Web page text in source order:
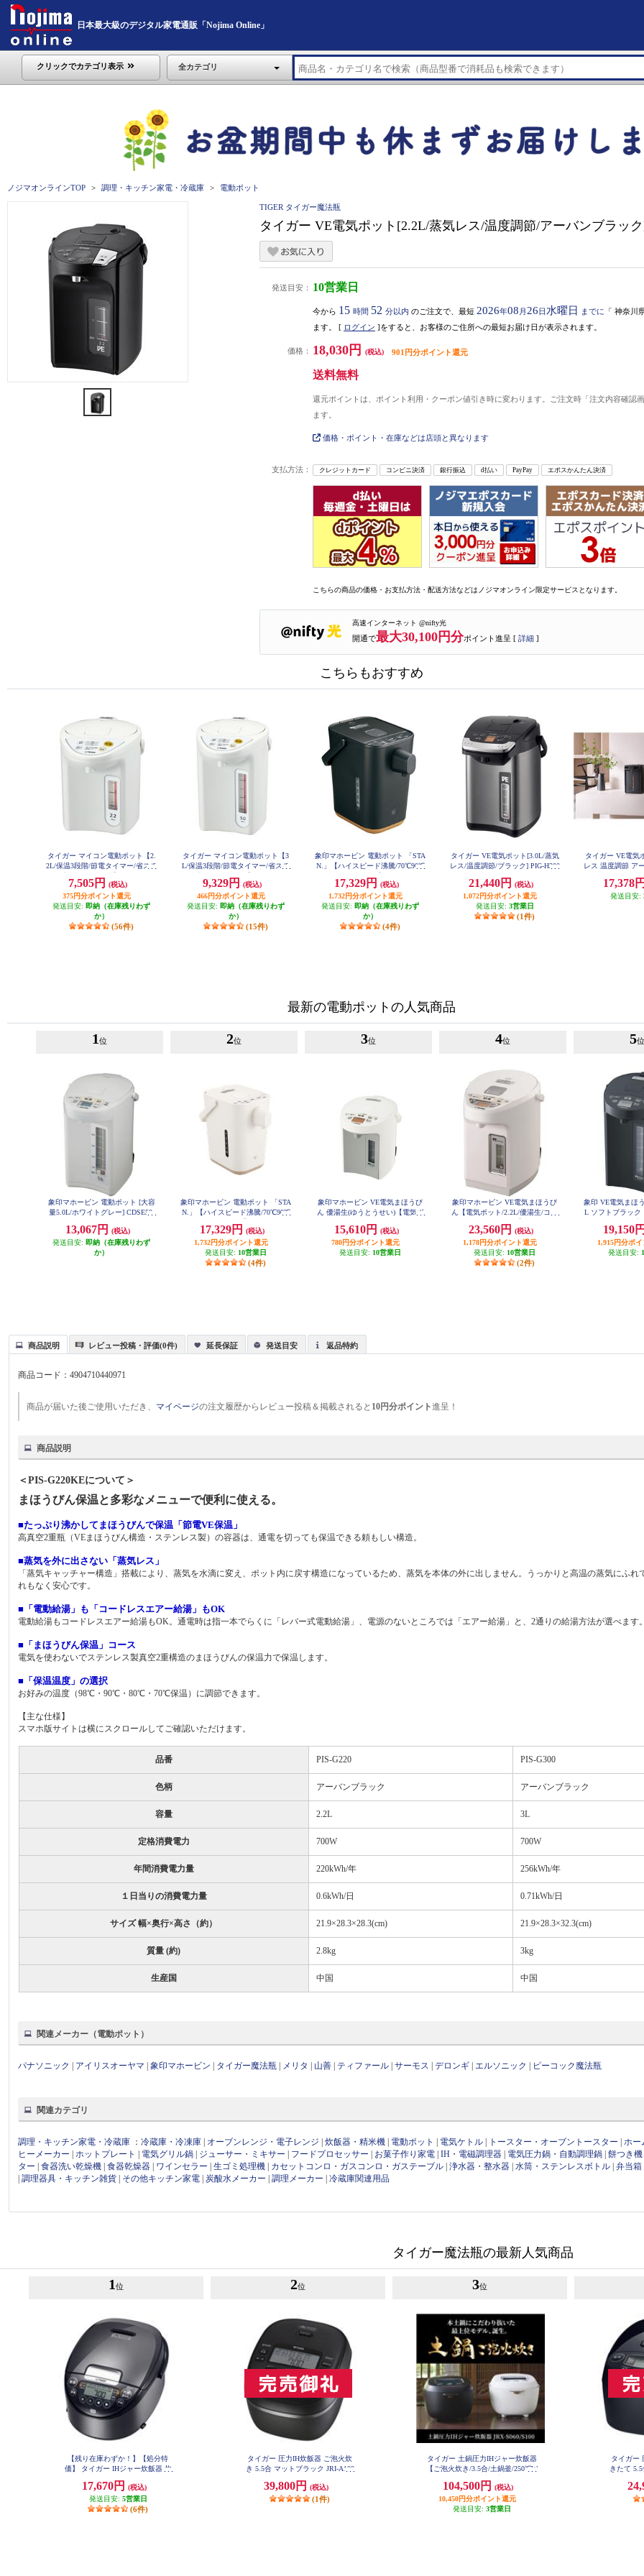
日本最大級のデジタル家電通販「Nojima Online」
クリックでカテゴリ表示 全カテゴリ
ノジマオンラインTOP 調理・キッチン家電・冷蔵庫 電動ポット
TIGER タイガー魔法瓶
タイガー VE電気ポット[2.2L/蒸気レス/温度調節/アーバンブラッ
発送目安： 10営業日
今から 15 時間 52 分以内 のご注文で、最短 2026年08 月 26日 水曜日 までに 「 神奈川
ます。 [ ログイン ]をすると、お客様のご住所への最短お届け日が表示されます。
価格： 18,030円 (税込) 901円分ポイント還元
送料無料
還元ポイントは、ポイント利用・クーポン値引き時に変わります。ご注文時「注文内容確認
ます。
価格・ポイント・在庫などは店頭と異なります
支払方法： クレジットカード コンビニ決済 銀行振込 d払い PayPay エポスかんたん決済
こちらの商品の価格・お支払方法・配送方法などはノジマオンライン限定サービスとなります。
高速インターネット @nifty光
開通で最大30,100円分ポイント進呈 [ 詳細 ]
こちらもおすすめ
タイガー マイコン電動ポット【2.
2L/保温3段階/節電タイマー/省スチ
W
7,505円
(税込)
375円分ポイント還元
発送目安: 即納（在庫残りわず
か）
(56件)
タイガー マイコン電動ポット【3
L/保温3段階/節電タイマー/省スチ
W
9,329円
(税込)
466円分ポイント還元
発送目安: 即納（在庫残りわず
か）
(15件)
象印マホービン 電動ポット 「STA
N.」【ハイスピード沸騰/70℃90℃
A
17,329円
(税込)
1,732円分ポイント還元
発送目安: 即納（在庫残りわず
か）
(4件)
タイガー VE電気ポット[3.0L/蒸気
レス/温度調節/ブラック] PIG-H300
21,440円
(税込)
1,072円分ポイント還元
発送目安: 3営業日
(1件)
タイガー VE電気
レス 温度調節 ア
17,378
発送目安:
最新の電動ポットの人気商品
1 位
象印マホービン 電動ポット [大容
量5.0L/ホワイトグレー] CDSE50-
13,067円
(税込)
発送目安: 即納（在庫残りわず
か）
2位
象印マホービン 電動ポット 「STA
N.」【ハイスピード沸騰/70℃90℃
A
17,329円
(税込)
1,732円分ポイント還元
発送目安: 10営業日
(4件)
3位
象印マホービン VE電気まほうび
ん 優湯生(ゆうとうせい)【電気ポ
騰/コードレス給湯/ホワイト】 CV-
GV22-WA
15,610円
(税込)
780円分ポイント還元
発送目安: 10営業日
4位
象印マホービン VE電気まほうび
ん【電気ポット/2.2L/優湯生/コー
WA
23,560円
(税込)
1,178円分ポイント還元
発送目安: 10営業日
(2件)
5位
象印 VE電気まほ
L ソフトブラック
M
19,150
1,915円分ポ
発送目安:
商品説明 レビュー投稿・評価(0件) 延長保証 発送目安 返品特約
商品コード：4904710440971
商品が届いた後ご使用いただき、 マイページの注文履歴からレビュー投稿＆掲載されると 10円分ポイント進呈！
商品説明
＜PIS-G220KEについて＞
まほうびん保温と多彩なメニューで便利に使える。
■たっぷり沸かしてまほうびんで保温「節電VE保温」
高真空2重瓶（VEまほうびん構造・ステンレス製）の容器は、通電を切っても保温できる頼もしい構造。
■蒸気を外に出さない「蒸気レス」
「蒸気キャッチャー構造」搭載により、蒸気を水滴に変え、ポット内に戻す構造になっているため、蒸気を本体の外に出しません。うっかりと高温の蒸気にふれ
れもなく安心です。
■「電動給湯」も「コードレスエアー給湯」もOK
電動給湯もコードレスエアー給湯もOK。通電時は指一本でらくに「レバー式電動給湯」、電源のないところでは「エアー給湯」と、2通りの給湯方法が選べます
■「まほうびん保温」コース
電気を使わないでステンレス製真空2重構造のまほうびんの保温力で保温します。
■「保温温度」の選択
お好みの温度（98℃・90℃・80℃・70℃保温）に調節できます。
【主な仕様】
スマホ版サイトは横にスクロールしてご確認いただけます。
品番 PIS-G220 PIS-G300
色柄 アーバンブラック アーバンブラック
容量 2.2L 3L
定格消費電力 700W 700W
年間消費電力量 220kWh/年 256kWh/年
１日当りの消費電力量 0.6kWh/日 0.71kWh/日
サイズ 幅×奥行×高さ（約） 21.9×28.3×28.3(cm) 21.9×28.3×32.3(cm)
質量 (約) 2.8kg 3kg
生産国 中国 中国
関連メーカー（電動ポット）
パナソニック アイリスオーヤマ |象印マホービン タイガー魔法瓶 メリタ 山善 ティファール |サーモス |デロンギ エルソニック ピーコック魔法瓶
関連カテゴリ
調理・キッチン家電・冷蔵庫 ：冷蔵庫・冷凍庫 オーブンレンジ・電子レンジ |炊飯器・精米機 電動ポット 電気ケトル トースター・オーブントースター |ホー
ヒーメーカー |ホットプレート 電気グリル鍋 ジューサー・ミキサー フードプロセッサー お菓子作り家電 |IH・電磁調理器 電気圧力鍋・自動調理鍋 |餅つき機
ター |食器洗い乾燥機 |食器乾燥器 ワインセラー |生ゴミ処理機 カセットコンロ・ガスコンロ・ガステーブル |浄水器・整水器 |水筒・ステンレスボトル |弁当箱
|調理器具・キッチン雑貨 その他キッチン家電 |炭酸水メーカー |調理メーカー |冷蔵庫関連用品
タイガー魔法瓶の最新人気商品
1 位
【残り在庫わずか！】【処分特
価】 タイガー IHジャー炊飯器 炊
00HD
17,670円
(税込)
発送目安: 5営業日
(6件)
2位
タイガー 圧力IH炊飯器 ご泡火炊
き 5.5合 マットブラック JRI-A100
39,800円 (税込)
(1件)
3位
タイガー 土鍋圧力IHジャー炊飯器
【ご泡火炊き/3.5合/土鍋釜/250℃W
ブラック】 JRX-S060KS
104,500円
(税込)
10,450円分ポイント還元
発送目安: 3営業日
タイガー
きたて